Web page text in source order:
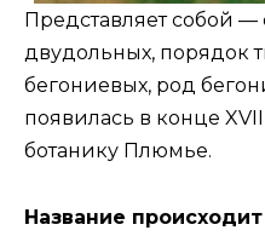
Представляет собой —
двудольных, порядок
бегониевых, род
появилась в конце
ботанику Плюмье.
Название